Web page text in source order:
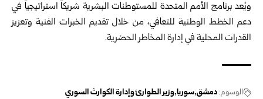
ويُعد برنامج الأمم المتحدة للمستوطنات البشرية شريكاً استراتيجياً في
دعم الخطط الوطنية للتعافي، من خلال تقديم الخبرات الفنية وتعزيز
القدرات المحلية في إدارة المخاطر الحضرية.
الوسوم:دمشق سوريا وزير الطوارئ وإدارة الكوارث السوري